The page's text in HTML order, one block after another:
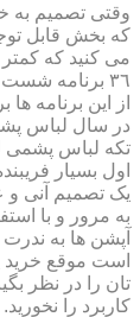
وقتی تصمیم به
که بخش قابل
می کنید که کمتر
٣٦ برنامه
از این برنامه
در سال لباس
تکه لباس پشمی
اول بسیار
یک تصمیم آنی و
به مرور و با
آپشن ها به ندرت
است موقع خرید
تان را در نظر
کاربرد را نخورید.